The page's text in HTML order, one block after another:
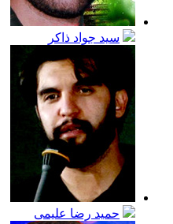
سيد جواد ذاكر
حميد رضا عليمى